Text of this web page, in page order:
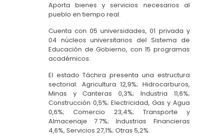
Aporta bienes y servicios necesarios al
pueblo en tiempo real.
Cuenta con 05 universidades, 01 privada y
04 núcleos universitarios del Sistema de
Educación de Gobierno, con 15 programas
académicos.
El estado Táchira presenta una estructura
sectorial: Agricultura 12,9%; Hidrocarburos,
Minas y Canteras 0,3%; Industria 11,6%;
Construcción 0,5%; Electricidad, Gas y Agua
0,6%; Comercio 23,4%; Transporte y
Almacenaje 7.7%; Industrias Financieras
4,6%, Servicios 27,1%; Otras 5,2%.